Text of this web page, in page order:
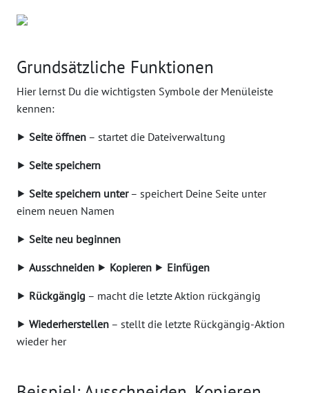
Grundsätzliche Funktionen
Hier lernst Du die wichtigsten Symbole der Menüleiste
kennen:
⯈ Seite öffnen – startet die Dateiverwaltung
⯈ Seite speichern
⯈ Seite speichern unter– speichert Deine Seite unter
einem neuen Namen
⯈ Seite neu beginnen
⯈ Ausschneiden ⯈ Kopieren ⯈ Einfügen
⯈ Rückgängig – macht die letzte Aktion rückgängig
⯈ Wiederherstellen – stellt die letzte Rückgängig-Aktion
wieder her